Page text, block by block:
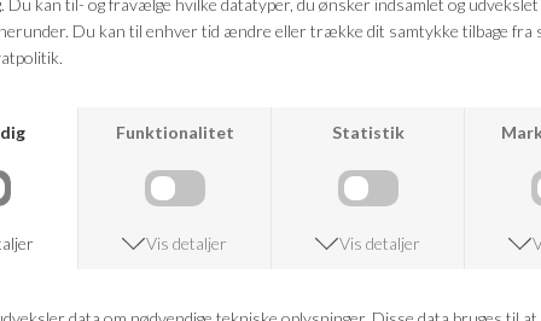
For at bevare længden - skal du rive i den lige efter du har vasket den.
FRAGTFRI LEVERING
14 DAGES RETURRET
+46 86 60 21 22